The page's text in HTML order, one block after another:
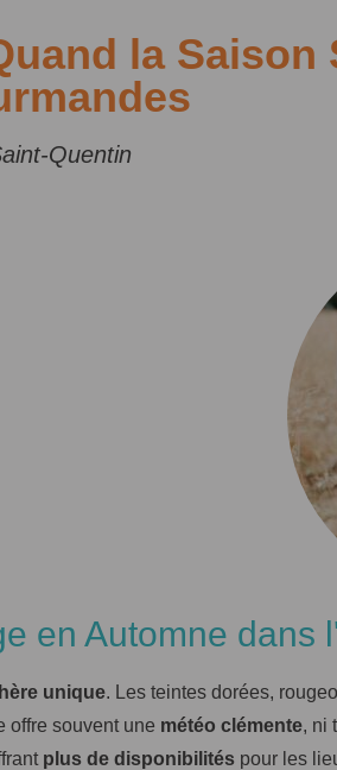
la
Quentin
en Automne dans
unique. Les teintes dorées,
offre souvent une météo clémente, ni
plus de disponibilités pour les